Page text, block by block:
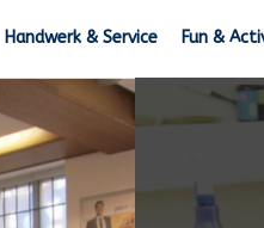
Handwerk & Service Fun &